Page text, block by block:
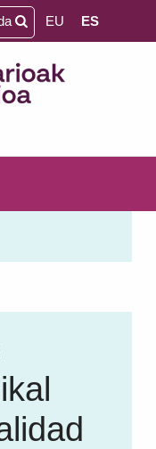
SALUD MENTAL | DISCAPACIDAD INTELECTUAL | NEURORREHABILITACIÓN Y DAÑO CEREBRAL | PERSONA MAYOR
EU ES